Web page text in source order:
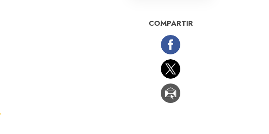
COMPARTIR